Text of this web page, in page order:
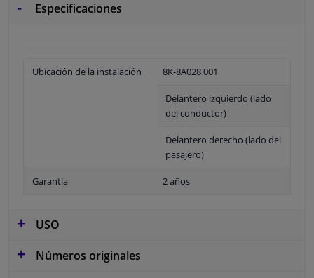
Especificaciones
Ubicación de la instalación 8K-8A028 001
Delantero izquierdo (lado
del conductor)
Delantero derecho (lado del
pasajero)
Garantía 2 años
USO
Números originales